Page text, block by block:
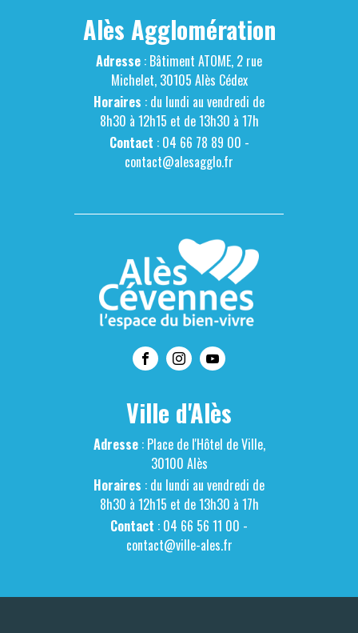
Alès Agglomération
Adresse : Bâtiment ATOME, 2 rue
Michelet, 30105 Alès Cédex
Horaires : du lundi au vendredi de
8h30 à 12h15 et de 13h30 à 17h
Contact : 04 66 78 89 00 -
contact@alesagglo.fr
Ville d'Alès
Adresse: Place de l'Hôtel de Ville,
30100 Alès
Horaires : du lundi au vendredi de
8h30 à 12h15 et de 13h30 à 17h
Contact : 04 66 56 11 00 -
contact@ville-ales.fr